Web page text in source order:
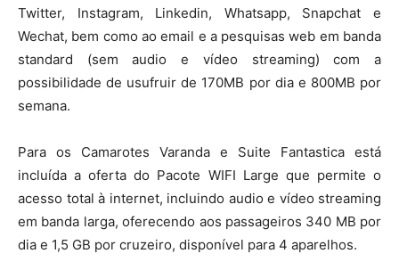
Twitter, Instagram, Linkedin, Whatsapp, Snapchat e
Wechat, bem como ao email e a pesquisas web em banda
standard (sem audio e vídeo streaming) com a
possibilidade de usufruir de 170MB por dia e 800MB por
semana.
Para os Camarotes Varanda e Suite Fantastica está
incluída a oferta do Pacote WIFI Large que permite o
acesso total à internet, incluindo audio e vídeo streaming
em banda larga, oferecendo aos passageiros 340 MB por
dia e 1,5 GB por cruzeiro, disponível para 4 aparelhos.